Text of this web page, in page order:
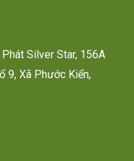
Silver Star, 156A
9, Xã Phước Kiển,